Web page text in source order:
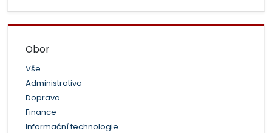
Obor
Vše
Administrativa
Doprava
Finance
Informační technologie